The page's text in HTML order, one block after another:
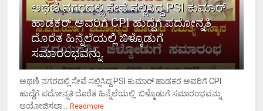
ಅಥಣಿ ನಗರದಲ್ಲಿ ಸೇವೆ ಸಲ್ಲಿಸಿದ್ದ PSI ಕುಮಾರ್
ಹಾಡಕರ್ ಅವರಿಗೆ CPI ಹುದ್ದೆಗೆ ಪದೋನ್ನತಿ
ದೊರೆತ ಹಿನ್ನೆಲೆಯಲ್ಲಿ ಬಿಳ್ಕೊಡುಗೆ
ಸಮಾರಂಭವನ್ನು.
ಅಥಣಿ ನಗರದಲ್ಲಿ ಸೇವೆ ಸಲ್ಲಿಸಿದ್ದ PSI ಕುಮಾರ್ ಹಾಡಕರ ಅವರಿಗೆ CPI
ಹುದ್ದೆಗೆ ಪದೋನ್ನತಿ ದೊರೆತ ಹಿನ್ನೆಲೆಯಲ್ಲಿ ಬಿಳ್ಕೊಡುಗೆ ಸಮಾರಂಭವನ್ನು
ಆಯೋಜಿಸಲಾ...
Readmore